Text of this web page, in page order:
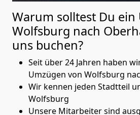
Warum solltest Du ein
Wolfsburg nach
uns buchen?
Seit über 24 Jahren haben
Umzügen von Wolfsburg
Wir kennen jeden Stadtteil
Wolfsburg
Unsere Mitarbeiter sind